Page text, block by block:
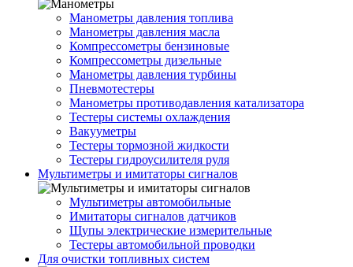
Манометры давления топлива
Манометры давления масла
Компрессометры бензиновые
Компрессометры дизельные
Манометры давления турбины
Пневмотестеры
Манометры противодавления катализатора
Тестеры системы охлаждения
Вакууметры
Тестеры тормозной жидкости
Тестеры гидроусилителя руля
Мультиметры и имитаторы сигналов
Мультиметры автомобильные
Имитаторы сигналов датчиков
Щупы электрические измерительные
Тестеры автомобильной проводки
Для очистки топливных систем